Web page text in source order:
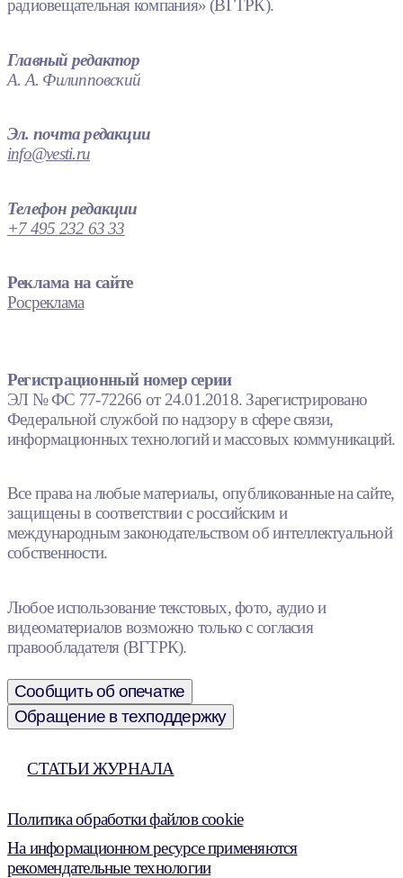
радиовещательная компания» (ВГТРК).
Главный редактор
А. А. Филипповский
Эл. почта редакции
info@vesti.ru
Телефон редакции
+7 495 232 63 33
Реклама на сайте
Росреклама
Регистрационный номер серии
ЭЛ № ФС 77-72266 от 24.01.2018. Зарегистрировано
Федеральной службой по надзору в сфере связи,
информационных технологий и массовых коммуникаций.
Все права на любые материалы, опубликованные на сайте,
защищены в соответствии с российским и
международным законодательством об интеллектуальной
собственности.
Любое использование текстовых, фото, аудио и
видеоматериалов возможно только с согласия
правообладателя (ВГТРК).
Сообщить об опечатке
Обращение в техподдержку
СТАТЬИ ЖУРНАЛА
Политика обработки файлов cookie
На информационном ресурсе применяются
рекомендательные технологии